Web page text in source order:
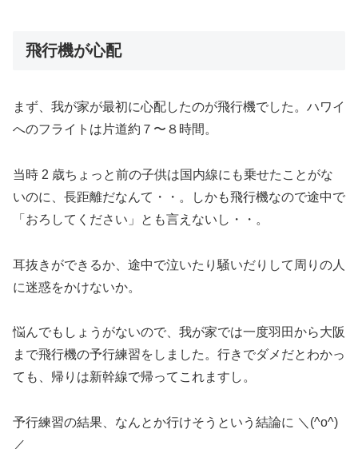
飛行機が心配
まず、我が家が最初に心配したのが飛行機でした。ハワイ
へのフライトは片道約７〜８時間。
当時 2 歳ちょっと前の子供は国内線にも乗せたことがな
いのに、長距離だなんて・・。しかも飛行機なので途中で
「おろしてください」とも言えないし・・。
耳抜きができるか、途中で泣いたり騒いだりして周りの人
に迷惑をかけないか。
悩んでもしょうがないので、我が家では一度羽田から大阪
まで飛行機の予行練習をしました。行きでダメだとわかっ
ても、帰りは新幹線で帰ってこれますし。
予行練習の結果、なんとか行けそうという結論に ＼(^o^)
／